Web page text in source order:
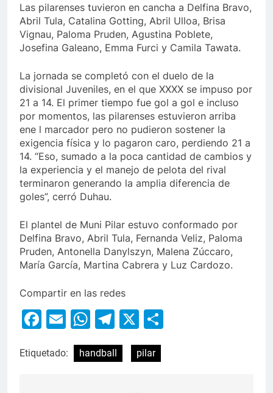
Las pilarenses tuvieron en cancha a Delfina Bravo,
Abril Tula, Catalina Gotting, Abril Ulloa, Brisa
Vignau, Paloma Pruden, Agustina Poblete,
Josefina Galeano, Emma Furci y Camila Tawata.
La jornada se completó con el duelo de la
divisional Juveniles, en el que XXXX se impuso por
21 a 14. El primer tiempo fue gol a gol e incluso
por momentos, las pilarenses estuvieron arriba
ene l marcador pero no pudieron sostener la
exigencia física y lo pagaron caro, perdiendo 21 a
14. “Eso, sumado a la poca cantidad de cambios y
la experiencia y el manejo de pelota del rival
terminaron generando la amplia diferencia de
goles”, cerró Duhau.
El plantel de Muni Pilar estuvo conformado por
Delfina Bravo, Abril Tula, Fernanda Veliz, Paloma
Pruden, Antonella Danylszyn, Malena Zúccaro,
María García, Martina Cabrera y Luz Cardozo.
Compartir en las redes
Facebook
EmailWhatsApp
Telegram
X
Etiquetado: handball pilar